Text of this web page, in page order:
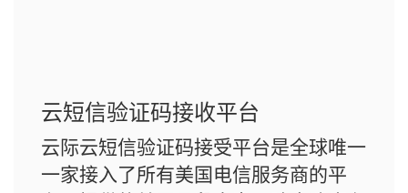
云短信验证码接收平台
云际云短信验证码接受平台是全球唯一
一家接入了所有美国电信服务商的平